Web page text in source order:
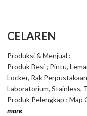
CELAREN
Produksi & Menjual :
Produk Besi ; Pintu,
Locker, Rak
Laboratorium, Stainless,
Produk Pelengkap ; Map
more